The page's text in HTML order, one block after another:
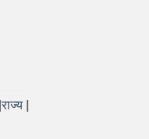
राज्य